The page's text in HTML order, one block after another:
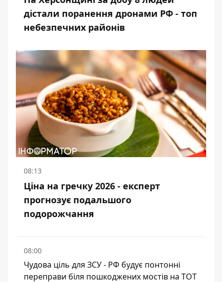
дістали поранення дронами РФ - топ
небезпечних районів
08:13
Ціна на гречку 2026 - експерт
прогнозує подальшого
подорожчання
08:00
Чудова ціль для ЗСУ - РФ будує понтонні
переправи біля пошкоджених мостів на ТОТ